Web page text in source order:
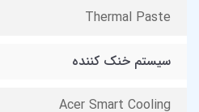
Thermal Paste
سیستم خنک کننده
Acer Smart Cooling